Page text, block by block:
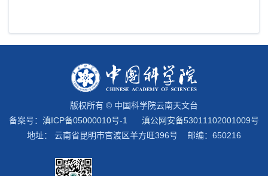
版权所有 © 中国科学院云南天文台
备案号： 滇ICP备05000010号-1
滇公网安备53011102001009号
地址： 云南省昆明市官渡区羊方旺396号 邮编：650216